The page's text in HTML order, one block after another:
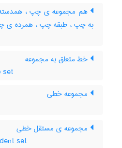
هم مجموعه ی چپ ،
به چپ ، طبقه چپ ، همرده ی
خط متعلق به مجموعه
set
مجموعه خطی
مجموعه ی مستقل خطی
set